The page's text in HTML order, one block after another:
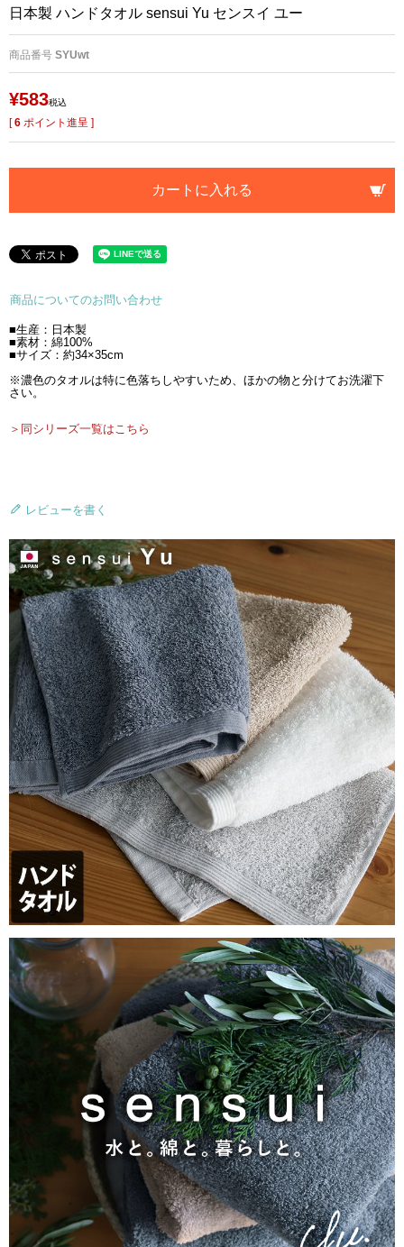
日本製 ハンドタオル sensui Yu センスイ ユー
商品番号 SYUwt
¥583税込
[6 ポイント進呈 ]
カートに入れる
商品についてのお問い合わせ
■生産：日本製
■素材：綿100%
■サイズ：約34×35cm
※濃色のタオルは特に色落ちしやすいため、ほかの物と分けてお洗濯下
さい。
＞同シリーズ一覧はこちら
レビューを書く